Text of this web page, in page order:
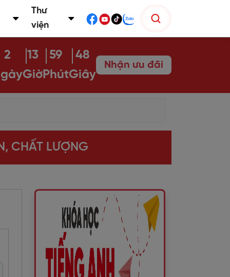
Thư
viện
2
13
Giờ
59
Phút
47
Giây
Nhận ưu đãi
CHẤT LƯỢNG